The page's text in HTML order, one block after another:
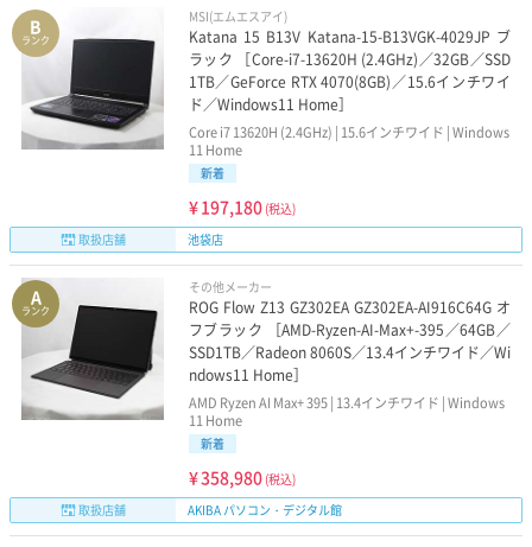
B
ランク
MSI(エムエスアイ)
Katana 15 B13V Katana-15-B13VGK-4029JP ブ
ラック ［Core-i7-13620H (2.4GHz)／32GB／SSD
1TB／GeForce RTX 4070(8GB)／15.6インチワイ
ド／Windows11 Home］
Core i7 13620H (2.4GHz) | 15.6インチワイド | Windows
11 Home
新着
¥197,180 (税込)
取扱店舗
池袋店
A
ランク
その他メーカー
ROG Flow Z13 GZ302EA GZ302EA-AI916C64G オ
フブラック ［AMD-Ryzen-AI-Max+-395／64GB／
SSD1TB／Radeon 8060S／13.4インチワイド／Wi
ndows11 Home］
AMD Ryzen AI Max+ 395 | 13.4インチワイド | Windows
11 Home
新着
¥358,980 (税込)
取扱店舗
AKIBA パソコン・デジタル館